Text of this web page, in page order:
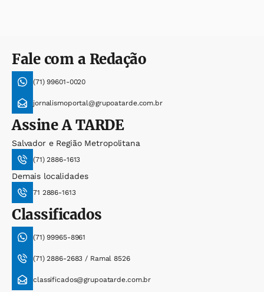
Fale com a Redação
(71) 99601-0020
jornalismoportal@grupoatarde.com.br
AssineA TARDE
Salvador e Região Metropolitana
(71) 2886-1613
Demais localidades
71 2886-1613
Classificados
(71) 99965-8961
(71) 2886-2683 / Ramal 8526
classificados@grupoatarde.com.br